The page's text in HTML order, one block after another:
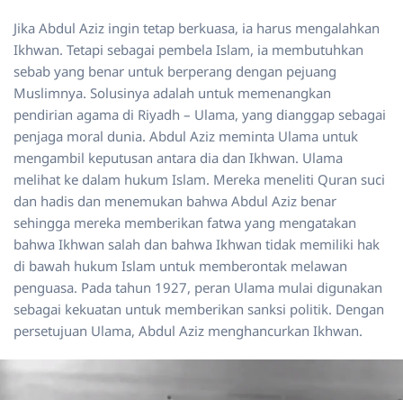
Jika Abdul Aziz ingin tetap berkuasa, ia harus mengalahkan
Ikhwan. Tetapi sebagai pembela Islam, ia membutuhkan
sebab yang benar untuk berperang dengan pejuang
Muslimnya. Solusinya adalah untuk memenangkan
pendirian agama di Riyadh – Ulama, yang dianggap sebagai
penjaga moral dunia. Abdul Aziz meminta Ulama untuk
mengambil keputusan antara dia dan Ikhwan. Ulama
melihat ke dalam hukum Islam. Mereka meneliti Quran suci
dan hadis dan menemukan bahwa Abdul Aziz benar
sehingga mereka memberikan fatwa yang mengatakan
bahwa Ikhwan salah dan bahwa Ikhwan tidak memiliki hak
di bawah hukum Islam untuk memberontak melawan
penguasa. Pada tahun 1927, peran Ulama mulai digunakan
sebagai kekuatan untuk memberikan sanksi politik. Dengan
persetujuan Ulama, Abdul Aziz menghancurkan Ikhwan.